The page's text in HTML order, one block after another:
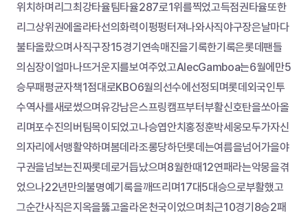
위치하며리그최강타율팀타율287로1위를찍었고득점권타율또한
리그상위권에올라타선의화력이펑펑터져나와사직야구장은날마다
불타올랐으며사직구장15경기연속매진을기록한기록은롯데팬들
의심장이얼마나뜨거운지를보여주었고AlecGamboa는6월에만5
승무패평균자책1점대로KBO6월의선수에선정되며롯데외국인투
수역사를새로썼으며유강남은스프링캠프부터부활신호탄을쏘아올
리며포수진의버팀목이되었고나승엽안치홍정훈박세웅모두가자신
의자리에서맹활약하며봄데라조롱당하던롯데는여름을넘어가을야
구권을넘보는진짜롯데로거듭났으며8월한때12연패라는악몽을겪
었으나22년만의불명예기록을깨뜨리며17대5대승으로부활했고
그순간사직은지옥을뚫고올라온천국이었으며최근10경기8승2패